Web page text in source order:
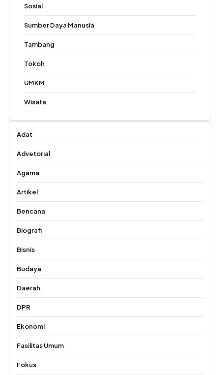
Sosial
Sumber Daya Manusia
Tambang
Tokoh
UMKM
Wisata
Adat
Advetorial
Agama
Artikel
Bencana
Biografi
Bisnis
Budaya
Daerah
DPR
Ekonomi
Fasilitas Umum
Fokus